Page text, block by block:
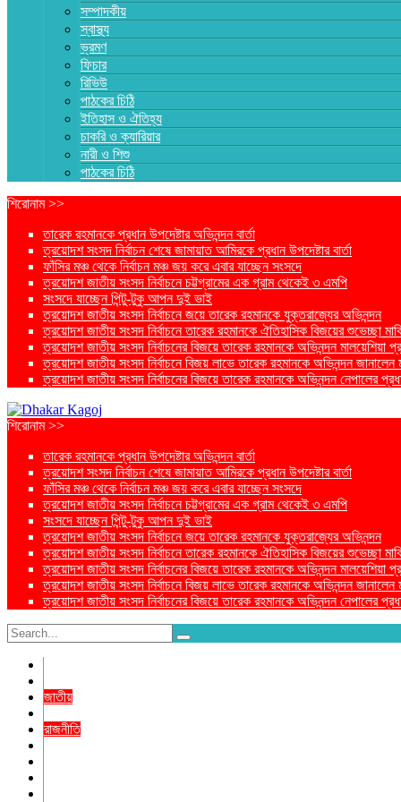
সম্পাদকীয়
স্বাস্থ্য
ভ্রমণ
ফিচার
রিভিউ
পাঠকের চিঠি
ইতিহাস ও ঐতিহ্য
চাকরি ও ক্যারিয়ার
নারী ও শিশু
পাঠকের চিঠি
শিরোনাম >>
তারেক রহমানকে প্রধান উপদেষ্টার অভিনন্দন বার্তা
ত্রয়োদশ সংসদ নির্বাচন শেষে জামায়াত আমিরকে প্রধান উপদেষ্টার বার্তা
ফাঁসির মঞ্চ থেকে নির্বাচন মঞ্চ জয় করে এবার যাচ্ছেন সংসদে
ত্রয়োদশ জাতীয় সংসদ নির্বাচনে চট্টগ্রামের এক গ্রাম থেকেই ৩ এমপি
সংসদে যাচ্ছেন পিন্টু-টুকু আপন দুই ভাই
ত্রয়োদশ জাতীয় সংসদ নির্বাচনে জয়ে তারেক রহমানকে যুক্তরাজ্যের অভিনন্দন
ত্রয়োদশ জাতীয় সংসদ নির্বাচনে তারেক রহমানকে ঐতিহাসিক বিজয়ের শুভেচ্ছা
ত্রয়োদশ জাতীয় সংসদ নির্বাচনের বিজয়ে তারেক রহমানকে অভিনন্দন মালয়েশিয়া
ত্রয়োদশ জাতীয় সংসদ নির্বাচনে বিজয় লাভে তারেক রহমানকে অভিনন্দন জানালেন
ত্রয়োদশ জাতীয় সংসদ নির্বাচনের বিজয়ে তারেক রহমানকে অভিনন্দন নেপালের
শিরোনাম >>
তারেক রহমানকে প্রধান উপদেষ্টার অভিনন্দন বার্তা
ত্রয়োদশ সংসদ নির্বাচন শেষে জামায়াত আমিরকে প্রধান উপদেষ্টার বার্তা
ফাঁসির মঞ্চ থেকে নির্বাচন মঞ্চ জয় করে এবার যাচ্ছেন সংসদে
ত্রয়োদশ জাতীয় সংসদ নির্বাচনে চট্টগ্রামের এক গ্রাম থেকেই ৩ এমপি
সংসদে যাচ্ছেন পিন্টু-টুকু আপন দুই ভাই
ত্রয়োদশ জাতীয় সংসদ নির্বাচনে জয়ে তারেক রহমানকে যুক্তরাজ্যের অভিনন্দন
ত্রয়োদশ জাতীয় সংসদ নির্বাচনে তারেক রহমানকে ঐতিহাসিক বিজয়ের শুভেচ্ছা
ত্রয়োদশ জাতীয় সংসদ নির্বাচনের বিজয়ে তারেক রহমানকে অভিনন্দন মালয়েশিয়া
ত্রয়োদশ জাতীয় সংসদ নির্বাচনে বিজয় লাভে তারেক রহমানকে অভিনন্দন জানালেন
ত্রয়োদশ জাতীয় সংসদ নির্বাচনের বিজয়ে তারেক রহমানকে অভিনন্দন নেপালের
জাতীয়
রাজনীতি